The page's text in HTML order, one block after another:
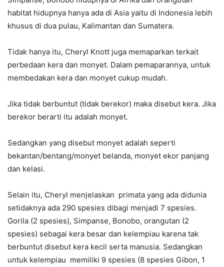
habitat hidupnya hanya ada di Asia yaitu di Indonesia lebih
khusus di dua pulau, Kalimantan dan Sumatera.
Tidak hanya itu, Cheryl Knott juga memaparkan terkait
perbedaan kera dan monyet. Dalam pemaparannya, untuk
membedakan kera dan monyet cukup mudah.
Jika tidak berbuntut (tidak berekor) maka disebut kera. Jika
berekor berarti itu adalah monyet.
Sedangkan yang disebut monyet adalah seperti
bekantan/bentang/monyet belanda, monyet ekor panjang
dan kelasi.
Selain itu, Cheryl menjelaskan primata yang ada didunia
setidaknya ada 290 spesies dibagi menjadi 7 spesies.
Gorila (2 spesies), Simpanse, Bonobo, orangutan (2
spesies) sebagai kera besar dan kelempiau karena tak
berbuntut disebut kera kecil serta manusia. Sedangkan
untuk kelempiau memiliki 9 spesies (8 spesies Gibon, 1